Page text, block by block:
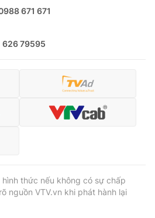
Infographic
Shorts video
Bất động sản
671 671
626 79595
thức nếu không có sự chấp
nguồn VTV.vn khi phát hành lại